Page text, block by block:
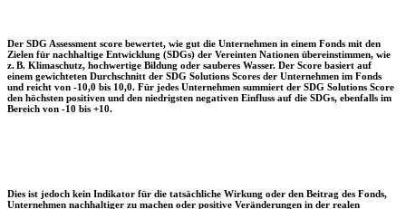
Der SDG Assessment score bewertet, wie gut die Unternehmen in einem Fonds mit den
Zielen für nachhaltige Entwicklung (SDGs) der Vereinten Nationen übereinstimmen, wie
z. B. Klimaschutz, hochwertige Bildung oder sauberes Wasser. Der Score basiert auf
einem gewichteten Durchschnitt der SDG Solutions Scores der Unternehmen im Fonds
und reicht von -10,0 bis 10,0. Für jedes Unternehmen summiert der SDG Solutions Score
den höchsten positiven und den niedrigsten negativen Einfluss auf die SDGs, ebenfalls im
Bereich von -10 bis +10.
Dies ist jedoch kein Indikator für die tatsächliche Wirkung oder den Beitrag des Fonds,
Unternehmen nachhaltiger zu machen oder positive Veränderungen in der realen